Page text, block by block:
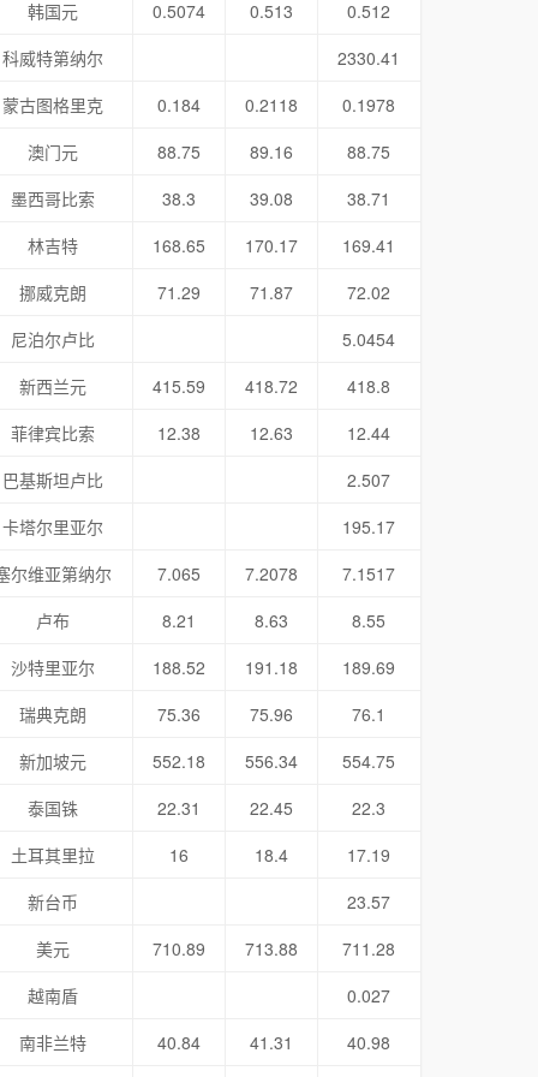
韩国元 0.5074 0.513
0.512
科威特第纳尔
2330.41
蒙古图格里克
0.184 0.2118
0.1978
澳门元
88.75 89.16
88.75
墨西哥比索
38.3 39.08
38.71
林吉特
168.65 170.17
169.41
挪威克朗
71.29 71.87
72.02
尼泊尔卢比
5.0454
新西兰元
415.59 418.72
418.8
菲律宾比索
12.38 12.63
12.44
巴基斯坦卢比
2.507
卡塔尔里亚尔
195.17
尔维亚第纳尔
7.065 7.2078
7.1517
卢布
8.21 8.63
8.55
沙特里亚尔
188.52 191.18
189.69
瑞典克朗
75.36 75.96
76.1
新加坡元
552.18 556.34
554.75
泰国铢
22.31 22.45
22.3
土耳其里拉
16 18.4
17.19
新台币
23.57
美元
710.89 713.88
711.28
越南盾
0.027
南非兰特
40.84 41.31 40.98